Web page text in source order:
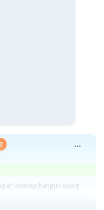
konsep bangun ruang